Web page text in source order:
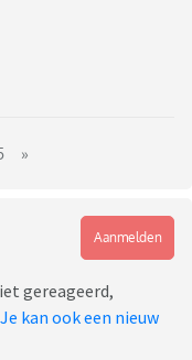
»
Aanmelden
gereageerd,
Je kan ook een nieuw